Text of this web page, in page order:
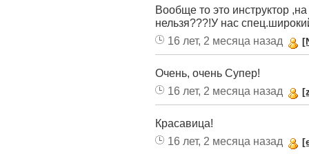
Вообще то это инструктор
нельзя???!У нас
16 лет, 2 месяца назад
Очень, очень Супер!
16 лет, 2 месяца назад
Красавица!
16 лет, 2 месяца назад